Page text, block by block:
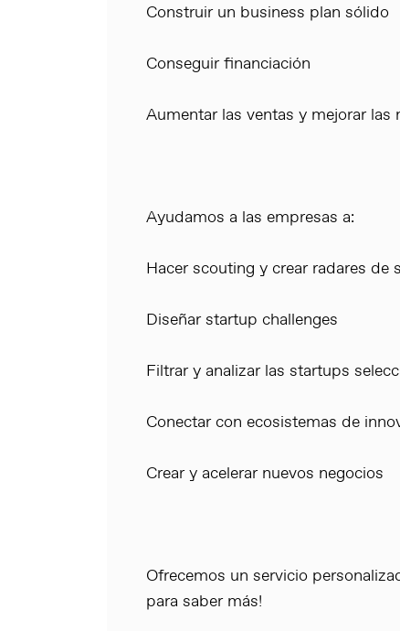
Construir un business plan sólido
Conseguir financiación
Aumentar las ventas y mejorar las
Ayudamos a las empresas a:
Hacer scouting y crear radares de
Diseñar startup challenges
Filtrar y analizar las startups
Conectar con ecosistemas de
Crear y acelerar nuevos negocios
Ofrecemos un servicio
para saber más!